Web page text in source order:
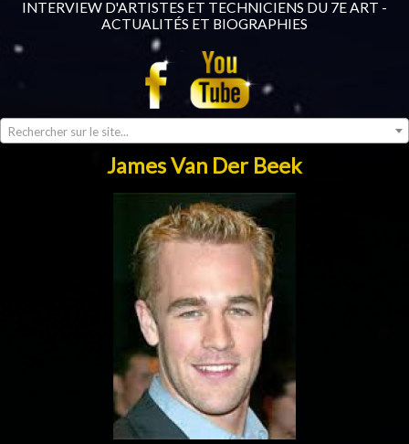
INTERVIEW D'ARTISTES ET TECHNICIENS DU 7E ART -
ACTUALITÉS ET BIOGRAPHIES
Rechercher sur le site...
James Van Der Beek